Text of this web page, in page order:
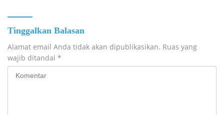
Tinggalkan Balasan
Alamat email Anda tidak akan dipublikasikan. Ruas yang
wajib ditandai *